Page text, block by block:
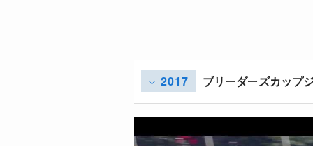
2017 ブリーダーズカップ